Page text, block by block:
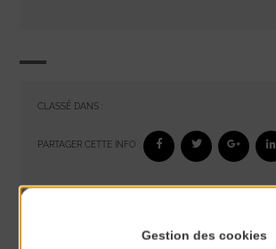
CLASSÉ DANS :
PARTAGER CETTE INFO :
Gestion des cookies